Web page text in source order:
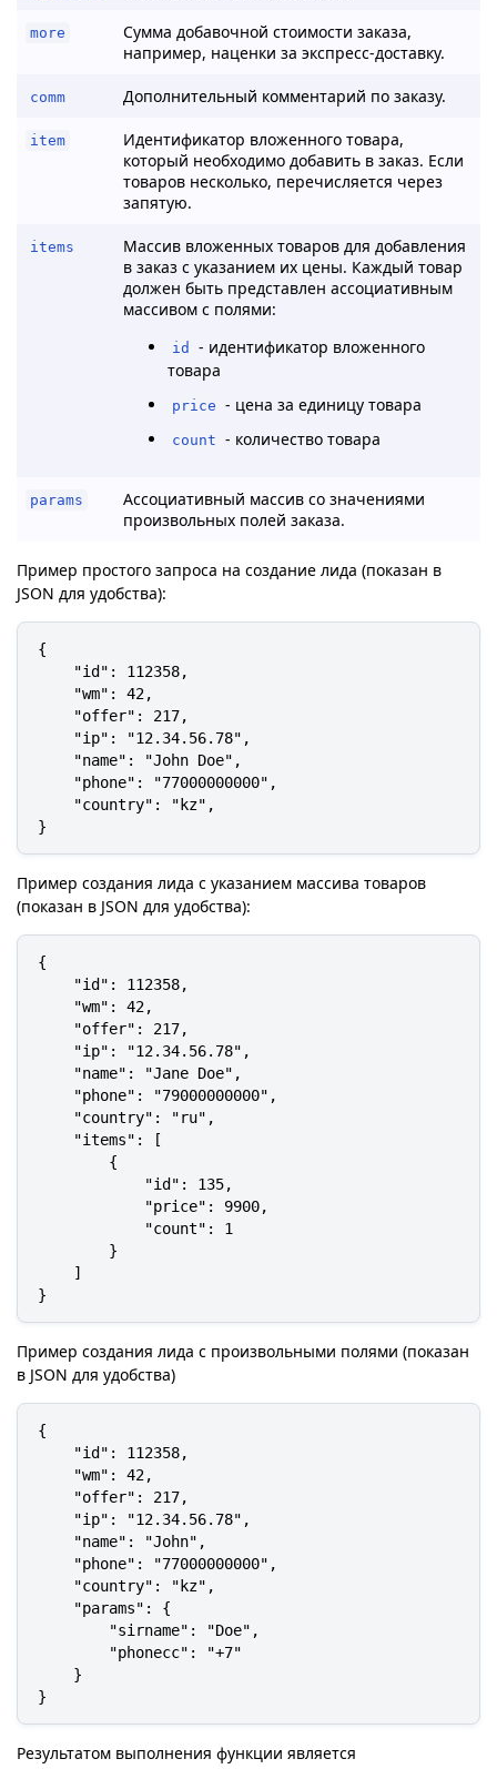
more
Сумма добавочной стоимости заказа,
например, наценки за экспресс-доставку.
comm Дополнительный комментарий по заказу.
item
Идентификатор вложенного товара,
который необходимо добавить в заказ. Если
товаров несколько, перечисляется через
запятую.
items
Массив вложенных товаров для добавления
в заказ с указанием их цены. Каждый товар
должен быть представлен ассоциативным
массивом с полями:
id
- идентификатор вложенного
товара
price - цена за единицу товара
count - количество товара
params
Ассоциативный массив со значениями
произвольных полей заказа.
Пример простого запроса на создание лида (показан в
JSON для удобства):
{
    "id": 112358,
    "wm": 42,
    "offer": 217,
    "ip": "12.34.56.78",
    "name": "John Doe",
    "phone": "77000000000",
    "country": "kz",
}
Пример создания лида с указанием массива товаров
(показан в JSON для удобства):
{
    "id": 112358,
    "wm": 42,
    "offer": 217,
    "ip": "12.34.56.78",
    "name": "Jane Doe",
    "phone": "79000000000",
    "country": "ru",
    "items": [
        {
            "id": 135,
            "price": 9900,
            "count": 1
        }
    ]
}
Пример создания лида с произвольными полями (показан
в JSON для удобства)
{
    "id": 112358,
    "wm": 42,
    "offer": 217,
    "ip": "12.34.56.78",
    "name": "John",
    "phone": "77000000000",
    "country": "kz",
    "params": {
        "sirname": "Doe",
        "phonecc": "+7"
    }
}
Результатом выполнения функции является